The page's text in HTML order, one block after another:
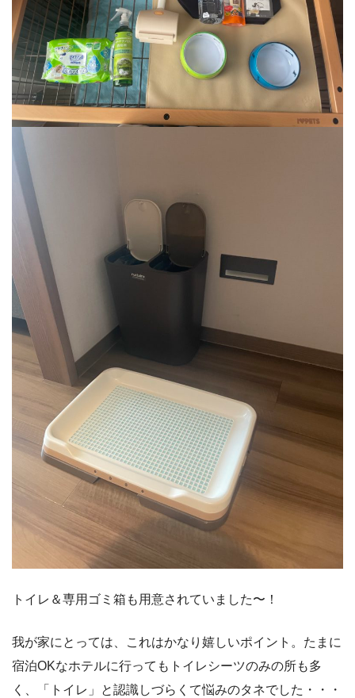
トイレ＆専用ゴミ箱も用意されていました〜！
我が家にとっては、これはかなり嬉しいポイント。たまに
宿泊OKなホテルに行ってもトイレシーツのみの所も多
く、「トイレ」と認識しづらくて悩みのタネでした・・・